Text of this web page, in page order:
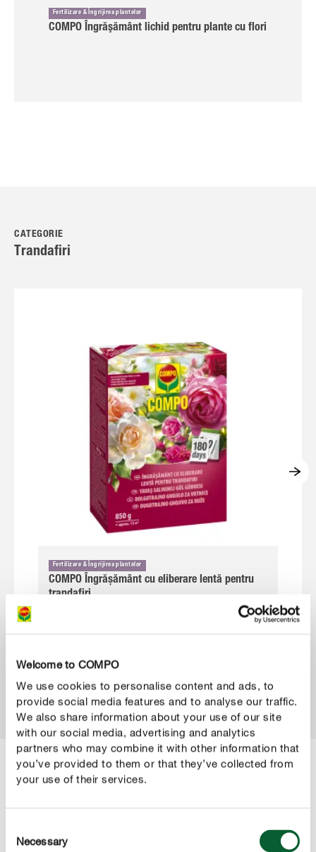
Welcome to COMPO
We use cookies to personalise content and ads, to
provide social media features and to analyse our traffic.
We also share information about your use of our site
with our social media, advertising and analytics
partners who may combine it with other information that
you’ve provided to them or that they’ve collected from
your use of their services.
Selection
Necessary
Fertilizare & Îngrijirea plantelor
COMPO Îngrăşământ lichid pentru plante cu flori
CATEGORIE
Trandafiri
Fertilizare & Îngrijirea plantelor
COMPO Îngrășământ cu eliberare lentă pentru
trandafiri
CATEGORIE